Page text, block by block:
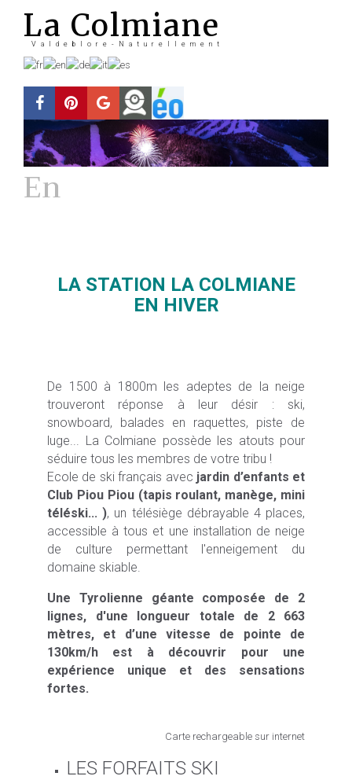
La Colmiane
Valdeblore-Naturellement
En
LA STATION LA COLMIANE
EN HIVER
De 1500 à 1800m les adeptes de la neige
trouveront réponse à leur désir : ski,
snowboard, balades en raquettes, piste de
luge... La Colmiane possède les atouts pour
séduire tous les membres de votre tribu !
Ecole de ski français avec jardin d’enfants et
Club Piou Piou (tapis roulant, manège, mini
téléski... ), un télésiège débrayable 4 places,
accessible à tous et une installation de neige
de culture permettant l'enneigement du
domaine skiable.
Une Tyrolienne géante composée de 2
lignes, d'une longueur totale de 2 663
mètres, et d’une vitesse de pointe de
130km/h est à découvrir pour une
expérience unique et des sensations
fortes.
Carte rechargeable sur internet
LES FORFAITS SKI